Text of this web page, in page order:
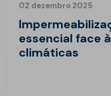
02 dezembro 2025
essencial face
climáticas